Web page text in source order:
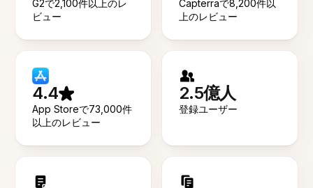
G2で2,100件以上のレ
ビュー
Capterraで8,200件以
上のレビュー
4.4
App Storeで73,000件
以上のレビュー
2.5億人
登録ユーザー